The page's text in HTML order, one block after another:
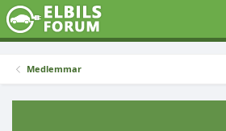
Medlemmar